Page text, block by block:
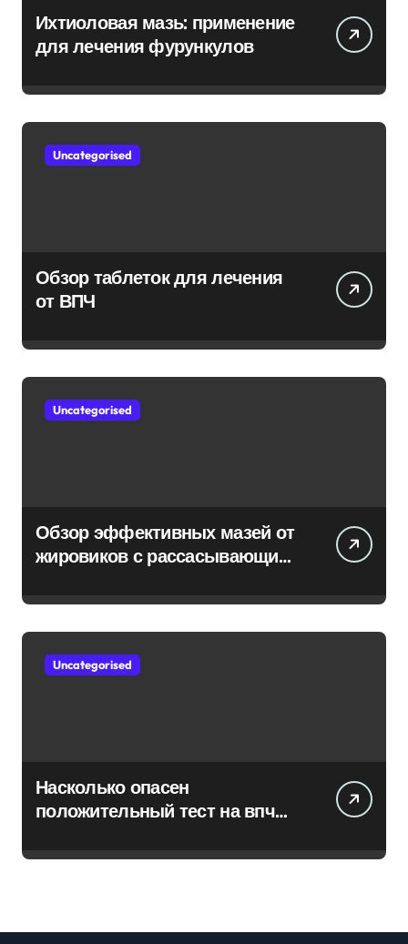
Ихтиоловая мазь: применение
для лечения фурункулов
Uncategorised
Обзор таблеток для лечения
от ВПЧ
Uncategorised
Обзор эффективных мазей от
жировиков с рассасывающим
Uncategorised
Насколько опасен
положительный тест на впч